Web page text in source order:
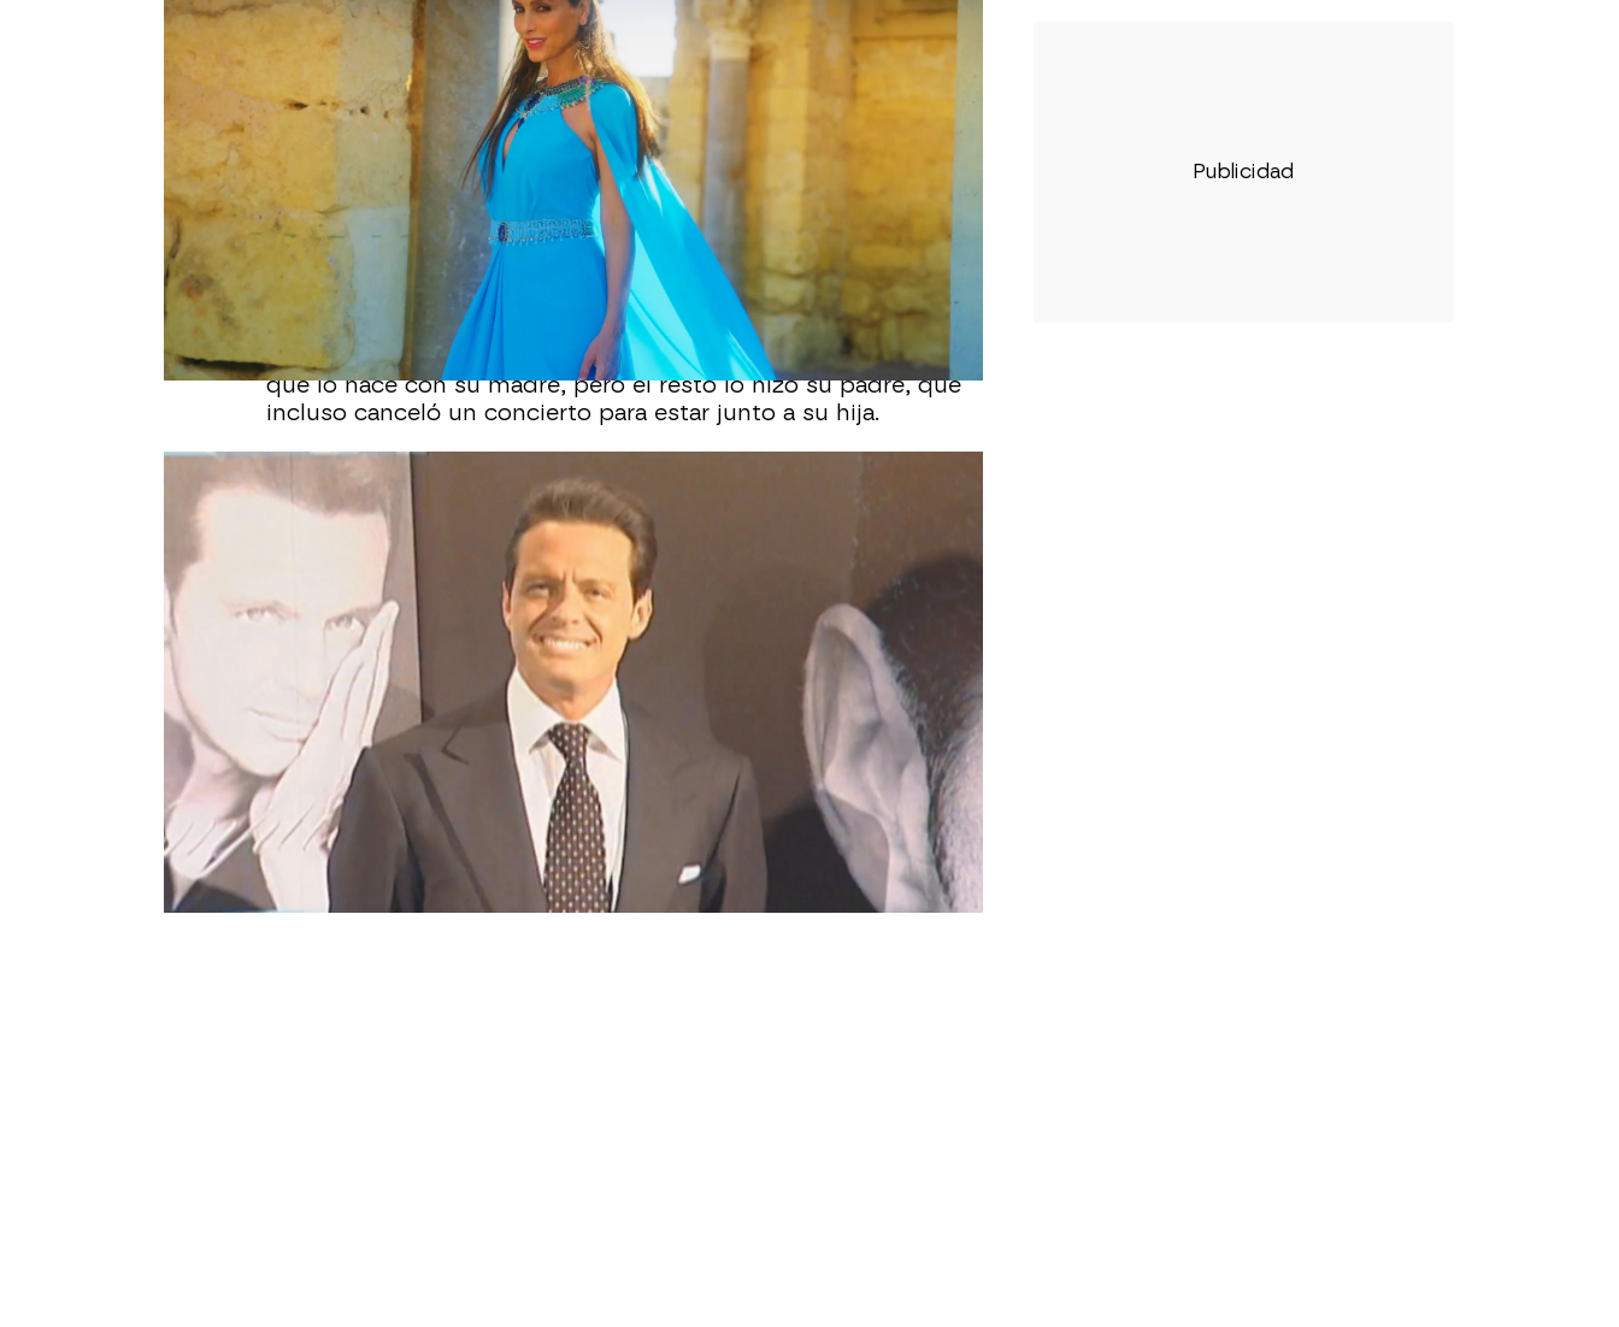
La versión de Beatriz Cortázar
Beatriz Cortázar ha entrado en directo en 'Y ahora Sonsoles'
para aclarar lo que ha ocurrido. Ha dejado claro que las
declaraciones
han sorprendido
a mucha gente cercana porque
hubo muy buen ambiente en la boda entre todos los
familiares.
Además, la periodista se ratifica en que Luis Miguel llevó a su
hija al altar y ha matizado que hayun primer tramo del camino
que lo hace con su madre, pero el resto lo hizo su padre, que
incluso canceló un concierto para estar junto a su hija.
"Luis Miguel en ningún momento ha buscado el protagonismo,
ha actuado como padre", ha dicho la periodista, pues, además,
ha explicado,
ni siquiera han salido fotos
del artista en el
famosos Luis Miguel